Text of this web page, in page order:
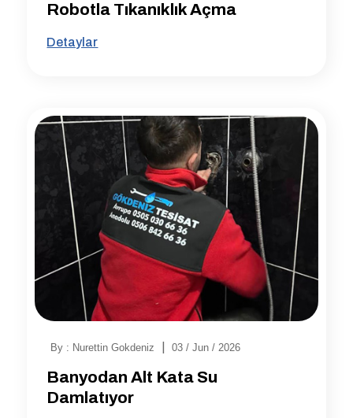
Robotla Tıkanıklık Açma
Detaylar
By : Nurettin Gokdeniz 03 / Jun / 2026
Banyodan Alt Kata Su
Damlatıyor